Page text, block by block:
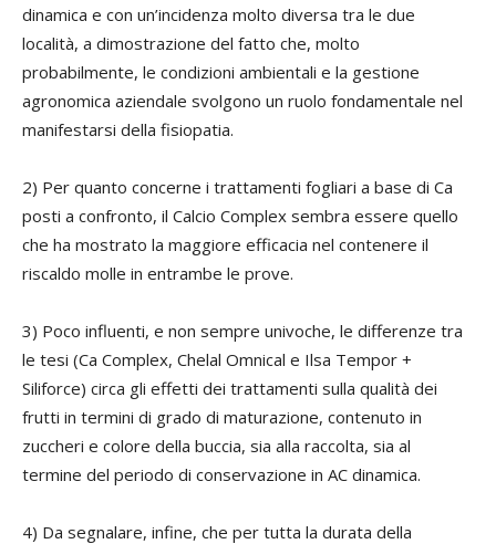
dinamica e con un’incidenza molto diversa tra le due
località, a dimostrazione del fatto che, molto
probabilmente, le condizioni ambientali e la gestione
agronomica aziendale svolgono un ruolo fondamentale nel
manifestarsi della fisiopatia.
2) Per quanto concerne i trattamenti fogliari a base di Ca
posti a confronto, il Calcio Complex sembra essere quello
che ha mostrato la maggiore efficacia nel contenere il
riscaldo molle in entrambe le prove.
3) Poco influenti, e non sempre univoche, le differenze tra
le tesi (Ca Complex, Chelal Omnical e Ilsa Tempor +
Siliforce) circa gli effetti dei trattamenti sulla qualità dei
frutti in termini di grado di maturazione, contenuto in
zuccheri e colore della buccia, sia alla raccolta, sia al
termine del periodo di conservazione in AC dinamica.
4) Da segnalare, infine, che per tutta la durata della